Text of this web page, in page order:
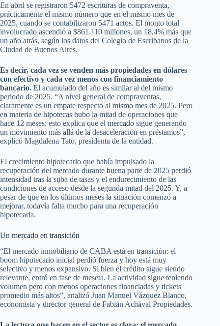
En abril se registraron 5472 escrituras de compraventa,
prácticamente el mismo número que en el mismo mes de
2025, cuando se contabilizaron 5471 actos. El monto total
involucrado ascendió a $861.110 millones, un 18,4% más que
un año atrás, según los datos del Colegio de Escribanos de la
Ciudad de Buenos Aires.
Es decir, cada vez se venden más propiedades en dólares
con efectivo y cada vez menos con financiamiento
bancario. El acumulado del año es similar al del mismo
periodo de 2025. “A nivel general de compraventas,
claramente es un empate respecto al mismo mes de 2025. Pero
en materia de hipotecas hubo la mitad de operaciones que
hace 12 meses: esto explica que el mercado sigue generando
un movimiento más allá de la desaceleración en préstamos”,
explicó Magdalena Tato, presidenta de la entidad.
El crecimiento hipotecario que había impulsado la
recuperación del mercado durante buena parte de 2025 perdió
intensidad tras la suba de tasas y el endurecimiento de las
condiciones de acceso desde la segunda mitad del 2025. Y, a
pesar de que en los últimos meses la situación comenzó a
mejorar, todavía falta mucho para una recuperación
hipotecaria.
Un mercado en transición
“El mercado inmobiliario de CABA está en transición: el
boom hipotecario inicial perdió fuerza y hoy está muy
selectivo y menos expansivo. Si bien el crédito sigue siendo
relevante, entró en fase de meseta. La actividad sigue teniendo
volumen pero con menos operaciones financiadas y tickets
promedio más altos”, analizó Juan Manuel Vázquez Blanco,
economista y director general de Fabián Achával Propiedades.